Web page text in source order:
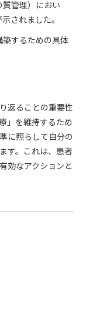
管理）におい
されました。
するための具体
返ることの重要性
」を維持するため
に照らして自分の
す。これは、患者
効なアクションと